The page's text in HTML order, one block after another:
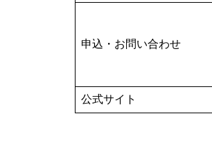
申込・お問い合わせ
公式サイト